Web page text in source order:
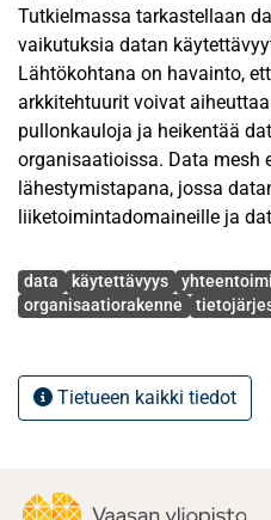
Tutkielmassa tarkastellaan
vaikutuksia datan
Lähtökohtana on havainto,
arkkitehtuurit voivat
pullonkauloja ja heikentää
organisaatioissa. Data mesh
lähestymistapana, jossa
liiketoimintadomaineille ja
Tutkimuksen tavoitteena on
lähtöinen malli vaikuttaa
tarkastellaan käytännön
organisaatioihin data mesh
Avainsanat
data käytettävyys
organisaatiorakenne
Tietueen kaikki tiedot